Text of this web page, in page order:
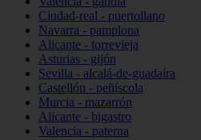
Ciudad-real - puertollano
Navarra - pamplona
Alicante - torrevieja
Asturias - gijón
Sevilla - alcalá-de-guadaíra
Castellón - peñíscola
Murcia - mazarrón
Alicante - bigastro
Valencia - paterna